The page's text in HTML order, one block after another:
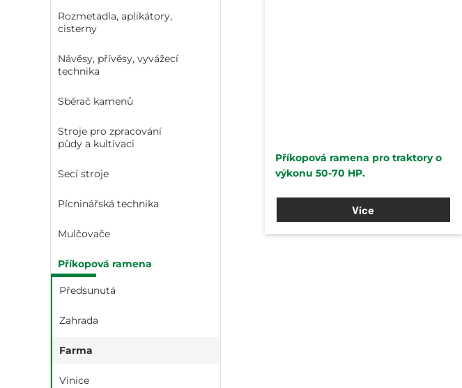
Rozmetadla, aplikátory,
cisterny
Návěsy, přívěsy, vyvážecí
technika
Sběrač kamenů
Stroje pro zpracování
půdy a kultivaci
Secí stroje
Pícninářská technika
Mulčovače
Příkopová ramena
Předsunutá
Zahrada
Farma
Vinice
Příkopová ramena pro traktory o
výkonu 50-70 HP.
Více